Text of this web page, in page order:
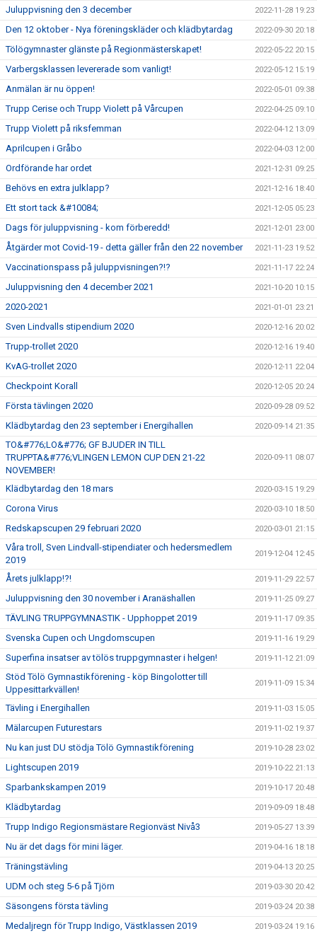
Juluppvisning den 3 december 2022-11-28 19:23
Den 12 oktober - Nya föreningskläder och klädbytardag 2022-09-30 20:18
Tölögymnaster glänste på Regionmästerskapet! 2022-05-22 20:15
Varbergsklassen levererade som vanligt! 2022-05-12 15:19
Anmälan är nu öppen! 2022-05-01 09:38
Trupp Cerise och Trupp Violett på Vårcupen 2022-04-25 09:10
Trupp Violett på riksfemman 2022-04-12 13:09
Aprilcupen i Gråbo 2022-04-03 12:00
Ordförande har ordet 2021-12-31 09:25
Behövs en extra julklapp? 2021-12-16 18:40
Ett stort tack &#10084; 2021-12-05 05:23
Dags för juluppvisning - kom förberedd! 2021-12-01 23:00
Åtgärder mot Covid-19 - detta gäller från den 22 november 2021-11-23 19:52
Vaccinationspass på juluppvisningen?!? 2021-11-17 22:24
Juluppvisning den 4 december 2021 2021-10-20 10:15
2020-2021 2021-01-01 23:21
Sven Lindvalls stipendium 2020 2020-12-16 20:02
Trupp-trollet 2020 2020-12-16 19:40
KvAG-trollet 2020 2020-12-11 22:04
Checkpoint Korall 2020-12-05 20:24
Första tävlingen 2020 2020-09-28 09:52
Klädbytardag den 23 september i Energihallen 2020-09-14 21:35
TO&#776;LO&#776; GF BJUDER IN TILL
TRUPPTA&#776;VLINGEN LEMON CUP DEN 21-22
NOVEMBER!
2020-09-11 08:07
Klädbytardag den 18 mars 2020-03-15 19:29
Corona Virus 2020-03-10 18:50
Redskapscupen 29 februari 2020 2020-03-01 21:15
Våra troll, Sven Lindvall-stipendiater och hedersmedlem
2019
2019-12-04 12:45
Årets julklapp!?! 2019-11-29 22:57
Juluppvisning den 30 november i Aranäshallen 2019-11-25 09:27
TÄVLING TRUPPGYMNASTIK - Upphoppet 2019 2019-11-17 09:35
Svenska Cupen och Ungdomscupen 2019-11-16 19:29
Superfina insatser av tölös truppgymnaster i helgen! 2019-11-12 21:09
Stöd Tölö Gymnastikförening - köp Bingolotter till
Uppesittarkvällen!
2019-11-09 15:34
Tävling i Energihallen 2019-11-03 15:05
Mälarcupen Futurestars 2019-11-02 19:37
Nu kan just DU stödja Tölö Gymnastikförening 2019-10-28 23:02
Lightscupen 2019 2019-10-22 21:13
Sparbankskampen 2019 2019-10-17 20:48
Klädbytardag 2019-09-09 18:48
Trupp Indigo Regionsmästare Regionväst Nivå3 2019-05-27 13:39
Nu är det dags för mini läger. 2019-04-16 18:18
Träningstävling 2019-04-13 20:25
UDM och steg 5-6 på Tjörn 2019-03-30 20:42
Säsongens första tävling 2019-03-24 20:38
Medaljregn för Trupp Indigo, Västklassen 2019 2019-03-24 19:16